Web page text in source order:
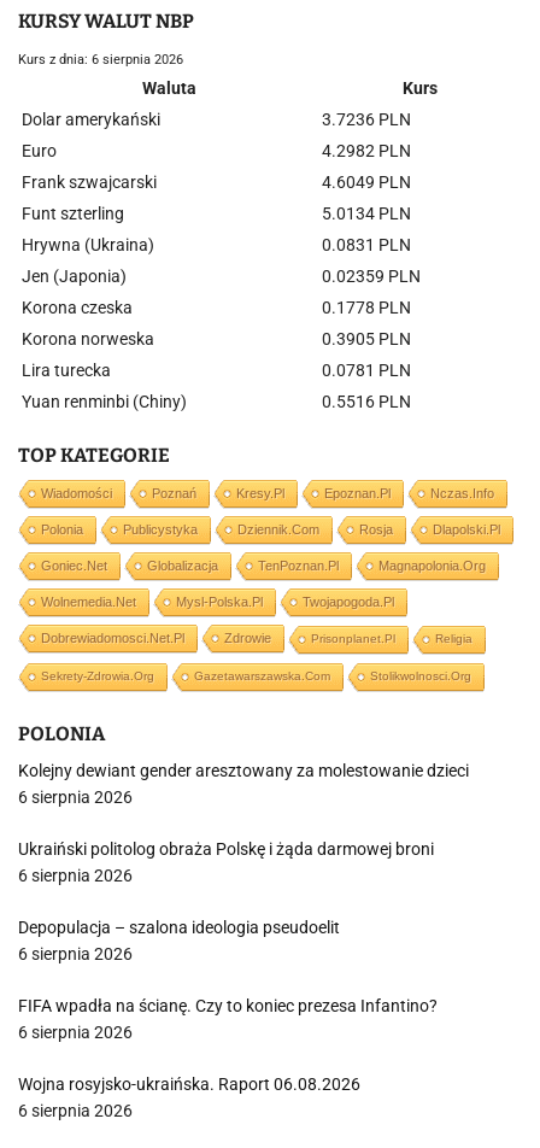
KURSY WALUT NBP
Kurs z dnia: 6 sierpnia 2026
Waluta
Kurs
Dolar amerykański
3.7236 PLN
Euro
4.2982 PLN
Frank szwajcarski
4.6049 PLN
Funt szterling
5.0134 PLN
Hrywna (Ukraina)
0.0831 PLN
Jen (Japonia)
0.02359 PLN
Korona czeska
0.1778 PLN
Korona norweska
0.3905 PLN
Lira turecka
0.0781 PLN
Yuan renminbi (Chiny)
0.5516 PLN
TOP KATEGORIE
Wiadomości Poznań Kresy.pl Epoznan.pl Nczas.info
Polonia Publicystyka Dziennik.com Rosja Dlapolski.pl
Goniec.net Globalizacja TenPoznan.pl Magnapolonia.org
Wolnemedia.net Mysl-Polska.pl Twojapogoda.pl
Dobrewiadomosci.net.pl Zdrowie Prisonplanet.pl Religia
Sekrety-Zdrowia.org Gazetawarszawska.com Stolikwolnosci.org
POLONIA
Kolejny dewiant gender aresztowany za molestowanie dzieci
6 sierpnia 2026
Ukraiński politolog obraża Polskę i żąda darmowej broni
6 sierpnia 2026
Depopulacja – szalona ideologia pseudoelit
6 sierpnia 2026
FIFA wpadła na ścianę. Czy to koniec prezesa Infantino?
6 sierpnia 2026
Wojna rosyjsko-ukraińska. Raport 06.08.2026
6 sierpnia 2026